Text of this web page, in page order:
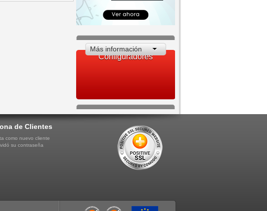
Configuradores
Más información
de Clientes
como nuevo cliente
su contraseña